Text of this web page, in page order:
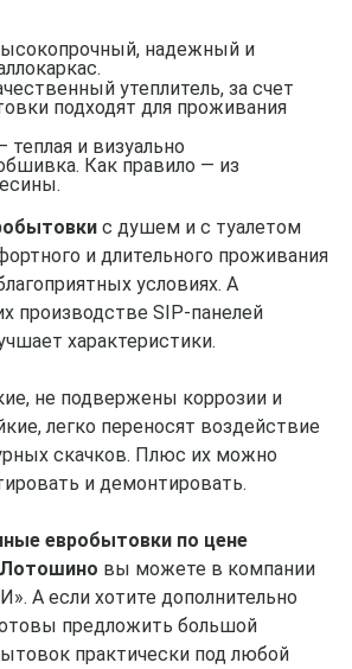
надежный и
утеплитель, за счет
подходят для проживания
теплая и визуально
Как правило — из
с душем и с туалетом
и длительного проживания
условиях. А
производстве SIP-панелей
характеристики.
не подвержены коррозии и
легко переносят воздействие
скачков. Плюс их можно
и демонтировать.
евробытовки по цене
Лотошино вы можете в компании
А если хотите дополнительно
предложить большой
практически под любой